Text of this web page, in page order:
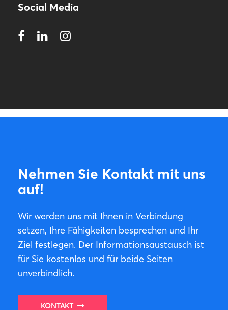
Social Media
Nehmen Sie Kontakt mit uns
auf!
Wir werden uns mit Ihnen in Verbindung
setzen, Ihre Fähigkeiten besprechen und Ihr
Ziel festlegen. Der Informationsaustausch ist
für Sie kostenlos und für beide Seiten
unverbindlich.
KONTAKT